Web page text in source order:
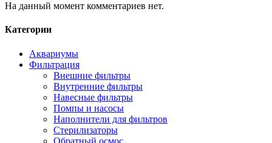
На данный момент комментариев нет.
Категории
Аквариумы
Фильтрация
Внешние фильтры
Внутренние фильтры
Навесные фильтры
Помпы и насосы
Наполнители для фильтров
Стерилизаторы
Обратный осмос